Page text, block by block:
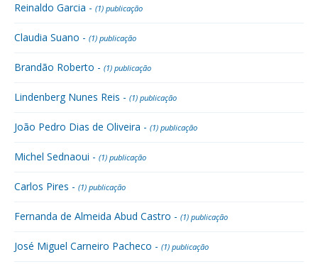
Reinaldo Garcia - (1) publicação
Claudia Suano - (1) publicação
Brandão Roberto - (1) publicação
Lindenberg Nunes Reis - (1) publicação
João Pedro Dias de Oliveira - (1) publicação
Michel Sednaoui - (1) publicação
Carlos Pires - (1) publicação
Fernanda de Almeida Abud Castro - (1) publicação
José Miguel Carneiro Pacheco - (1) publicação